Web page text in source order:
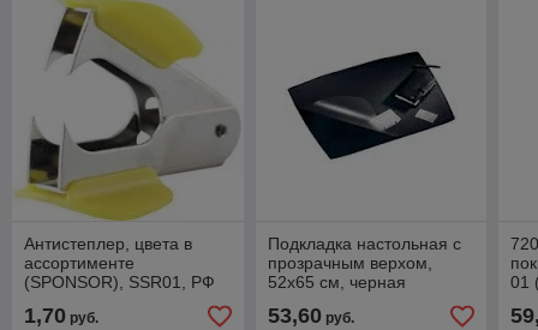
Антистеплер, цвета в
ассортименте
(SPONSOR), SSR01, РФ
1,70 руб.
Подкладка настольная с
прозрачным верхом,
52х65 см, черная
(DURABLE),7203-01, РФ
53,60руб.
01